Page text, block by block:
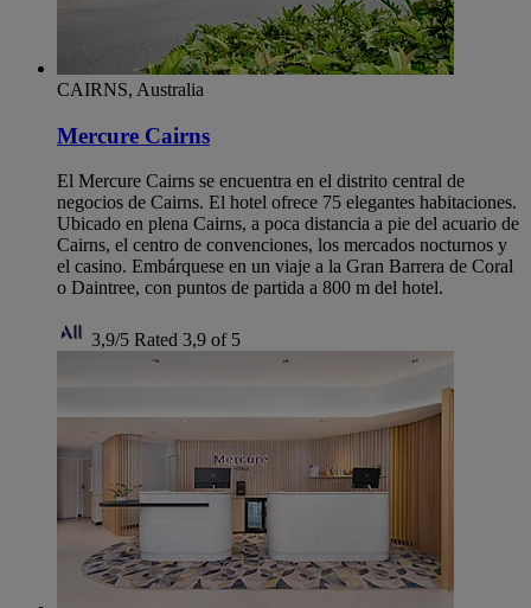
CAIRNS, Australia
Mercure Cairns
El Mercure Cairns se encuentra en el distrito central de
negocios de Cairns. El hotel ofrece 75 elegantes habitaciones.
Ubicado en plena Cairns, a poca distancia a pie del acuario de
Cairns, el centro de convenciones, los mercados nocturnos y
el casino. Embárquese en un viaje a la Gran Barrera de Coral
o Daintree, con puntos de partida a 800 m del hotel.
3,9/5 Rated 3,9 of 5